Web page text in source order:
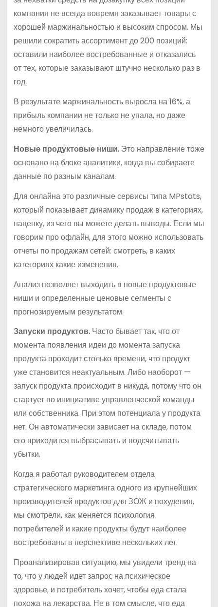
компания не всегда вовремя заказывает товары с
хорошей маржинальностью и высоким спросом. Мы
решили сократить ассортимент до 200 позиций:
оставили наиболее востребованные и отказались
от тех, которые заказывают штучно несколько раз в
год.
В результате маржинальность выросла на 16%, а
прибыль компании не только не упала, но даже
немного увеличилась.
Новые продуктовые ниши.Это направление тоже
основано на блоке аналитики, когда вы собираете
данные по разным каналам.
Для онлайна это различные сервисы типа MPstats,
который показывает динамику продаж в категориях,
наценку, из чего вы можете делать выводы. Если мы
говорим про офлайн, для этого можно использовать
отчеты по продажам сетей: смотреть, в каких
категориях какие изменения.
Анализ позволяет выходить в новые продуктовые
ниши и определенные ценовые сегменты с
прогнозируемым результатом.
Запуски продуктов.Часто бывает так, что от
момента появления идеи до момента запуска
продукта проходит столько времени, что продукт
уже становится неактуальным. Либо наоборот —
запуск продукта происходит в никуда, потому что он
стартует по инициативе управленческой команды
или собственника. При этом потенциала у продукта
нет. Он автоматически зависает на складе, потом
его приходится выбрасывать и подсчитывать
убытки.
Когда я работал руководителем отдела
стратегического маркетинга одного из крупнейших
производителей продуктов для ЗОЖ и похудения,
мы смотрели, как меняется психология
потребителей и какие продукты будут наиболее
востребованы в перспективе нескольких лет.
Проанализировав ситуацию, мы увидели тренд на
то, что у людей идет запрос на психическое
здоровье, и потребитель хочет, чтобы еда стала
похожа на лекарства. Не в том смысле, что еда